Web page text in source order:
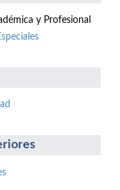
y Profesional